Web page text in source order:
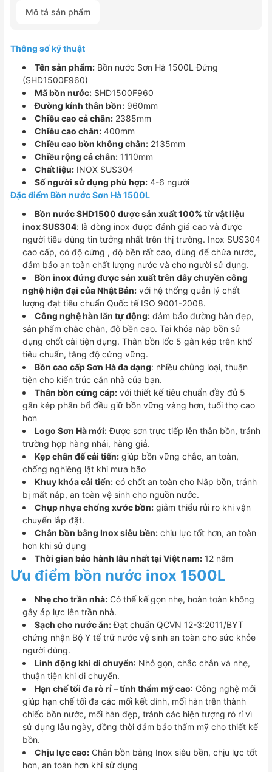
1500L
số
lượng
Mô tả sản phẩm
Thông số kỹ thuật
Tên sản phẩm: Bồn nước Sơn Hà 1500L Đứng
(SHD1500F960)
Mã bồn nước: SHD1500F960
Đường kính thân bồn: 960mm
Chiều cao cả chân: 2385mm
Chiều cao chân: 400mm
Chiều cao bồn không chân: 2135mm
Chiều rộng cả chân: 1110mm
Chất liệu: INOX SUS304
Số người sử dụng phù hợp: 4-6 người
Đặc điểm Bồn nước Sơn Hà 1500L
Bồn nước SHD1500 được sản xuất 100% từ vật liệu
inox SUS304: là dòng inox được đánh giá cao và được
người tiêu dùng tin tưởng nhất trên thị trường. Inox SUS304
cao cấp, có độ cứng , độ bền rất cao, dùng để chứa nước,
đảm bảo an toàn chất lượng nước và cho người sử dụng.
Bồn inox đứng được sản xuất trên dây chuyền công
nghệ hiện đại của Nhật Bản: với hệ thống quản lý chất
lượng đạt tiêu chuẩn Quốc tế ISO 9001-2008.
Công nghệ hàn lăn tự động: đảm bảo đường hàn đẹp,
sản phẩm chắc chắn, độ bền cao. Tai khóa nắp bồn sử
dụng chốt cài tiện dụng. Thân bồn lốc 5 gân kép trên khổ
tiêu chuẩn, tăng độ cứng vững.
Bồn cao cấp Sơn Hà đa dạng: nhiều chủng loại, thuận
tiện cho kiến trúc căn nhà của bạn.
Thân bồn cứng cáp: với thiết kế tiêu chuẩn đầy đủ 5
gân kép phân bổ đều giữ bồn vững vàng hơn, tuổi thọ cao
hơn
Logo Sơn Hà mới:Được sơn trực tiếp lên thân bồn, tránh
trường hợp hàng nhái, hàng giả.
Kẹp chân đế cải tiến: giúp bồn vững chắc, an toàn,
chống nghiêng lật khi mưa bão
Khuy khóa cải tiến: có chốt an toàn cho Nắp bồn, tránh
bị mất nắp, an toàn vệ sinh cho nguồn nước.
Chụp nhựa chống xước bồn: giảm thiểu rủi ro khi vận
chuyển lắp đặt.
Chân bồn bằng Inox siêu bền: chịu lực tốt hơn, an toàn
hơn khi sử dụng
Thời gian bảo hành lâu nhất tại Việt nam: 12 năm
Ưu điểm bồn nước inox 1500L
Nhẹ cho trần nhà: Có thế kế gọn nhẹ, hoàn toàn không
gây áp lực lên trần nhà.
Sạch cho nước ăn:Đạt chuẩn QCVN 12-3:2011/BYT
chứng nhận Bộ Y tế trữ nước vệ sinh an toàn cho sức khỏe
người dùng.
Linh động khi di chuyển: Nhỏ gọn, chắc chắn và nhẹ,
thuận tiện khi di chuyển.
Hạn chế tối đa rò rỉ – tính thẩm mỹ cao: Công nghệ mới
giúp hạn chế tối đa các mối kết dính, mối hàn trên thành
chiếc bồn nước, mối hàn đẹp, tránh các hiện tượng rò rỉ vì
sử dụng lâu ngày, đồng thời đảm bảo thẩm mỹ cho thiết kế
bồn.
Chịu lực cao: Chân bồn bằng Inox siêu bền, chịu lực tốt
hơn, an toàn hơn khi sử dụng